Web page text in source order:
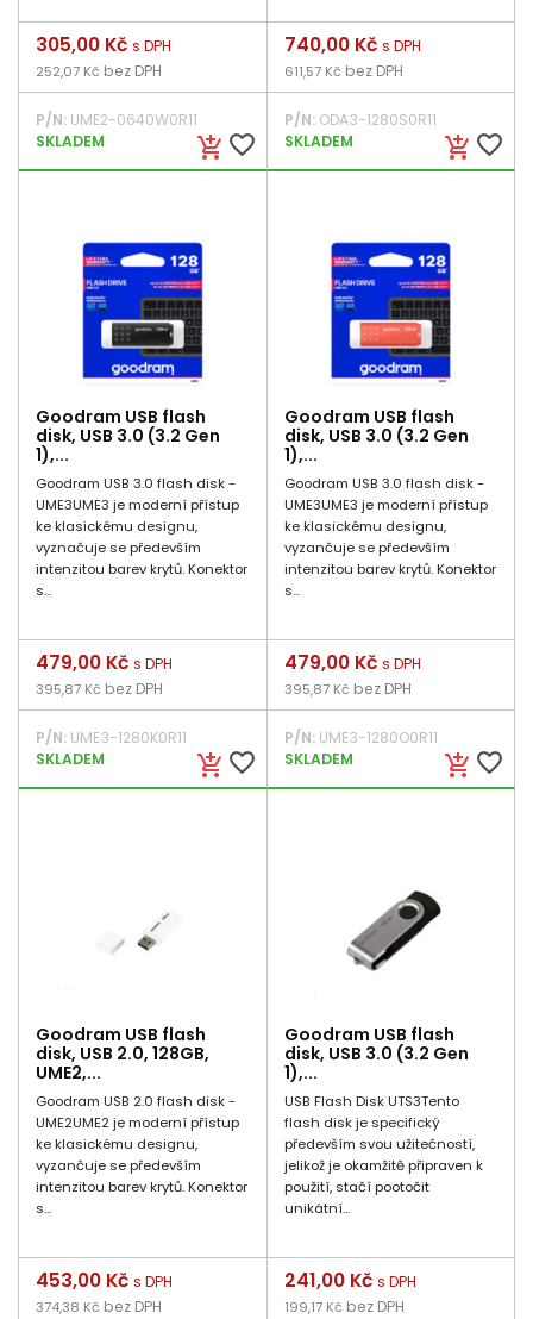
add_shopping_cart favorite_border
Cena
305,00 Kč s DPH
252,07 Kč bez DPH
P/N: UME2-0640W0R11
SKLADEM
add_shopping_cart favorite_border
Cena
740,00 Kč s DPH
611,57 Kč bez DPH
P/N:ODA3-1280S0R11
SKLADEM
Goodram USB flash
disk, USB 3.0 (3.2 Gen
1),...
Goodram USB 3.0 flash disk -
UME3UME3 je moderní přístup
ke klasickému designu,
vyznačuje se především
intenzitou barev krytů. Konektor
s...
add_shopping_cart favorite_border
Cena
479,00 Kč s DPH
395,87 Kč bez DPH
P/N: UME3-1280K0R11
SKLADEM
Goodram USB flash
disk, USB 3.0 (3.2 Gen
1),...
Goodram USB 3.0 flash disk -
UME3UME3 je moderní přístup
ke klasickému designu,
vyzančuje se především
intenzitou barev krytů. Konektor
s...
add_shopping_cart favorite_border
Cena
479,00 Kč s DPH
395,87 Kč bez DPH
P/N:UME3-1280O0R11
SKLADEM
Goodram USB flash
disk, USB 2.0, 128GB,
UME2,...
Goodram USB 2.0 flash disk -
UME2UME2 je moderní přístup
ke klasickému designu,
vyzančuje se především
intenzitou barev krytů. Konektor
s...
Cena
453,00 Kč s DPH
374,38 Kč bez DPH
Goodram USB flash
disk, USB 3.0 (3.2 Gen
1),...
USB Flash Disk UTS3Tento
flash disk je specifický
především svou užitečností,
jelikož je okamžitě připraven k
použití, stačí pootočit
unikátní...
Cena
241,00 Kč s DPH
199,17 Kč bez DPH